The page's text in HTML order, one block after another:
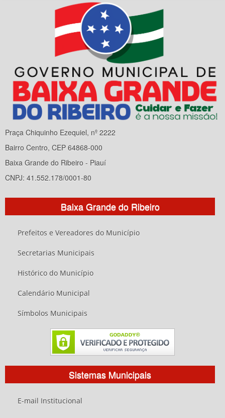
Praça Chiquinho Ezequiel, nº 2222
Bairro Centro, CEP 64868-000
Baixa Grande do Ribeiro - Piauí
CNPJ: 41.552.178/0001-80
Baixa Grande do Ribeiro
Prefeitos e Vereadores do Município
Secretarias Municipais
Histórico do Município
Calendário Municipal
Símbolos Municipais
Sistemas Municipais
E-mail Institucional